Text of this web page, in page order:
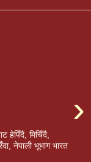
›
हेपिँदै, मिचिँदै,
नेपाली भूभाग भारत